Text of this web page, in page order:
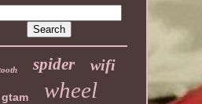
spider wifi
gtam wheel